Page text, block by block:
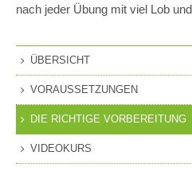
nach jeder Übung mit viel Lob
ÜBERSICHT
VORAUSSETZUNGEN
DIE RICHTIGE VORBEREITUNG
VIDEOKURS